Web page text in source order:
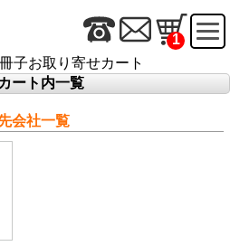
1
子お取り寄せカート
ート内一覧
会社一覧